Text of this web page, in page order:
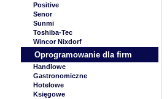
Positive
Senor
Sunmi
Toshiba-Tec
Wincor Nixdorf
Oprogramowanie dla firm
Handlowe
Gastronomiczne
Hotelowe
Księgowe